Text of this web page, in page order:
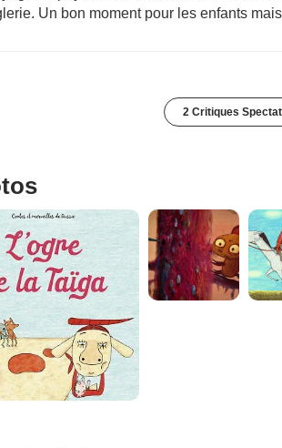
Un bon moment pour les enfants
2 Critiques